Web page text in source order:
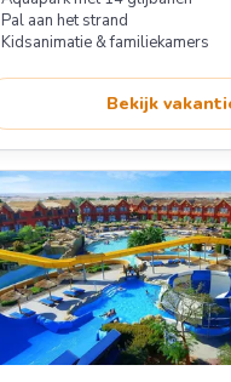
Pal aan het strand
Kidsanimatie & familiekamers
Bekijk